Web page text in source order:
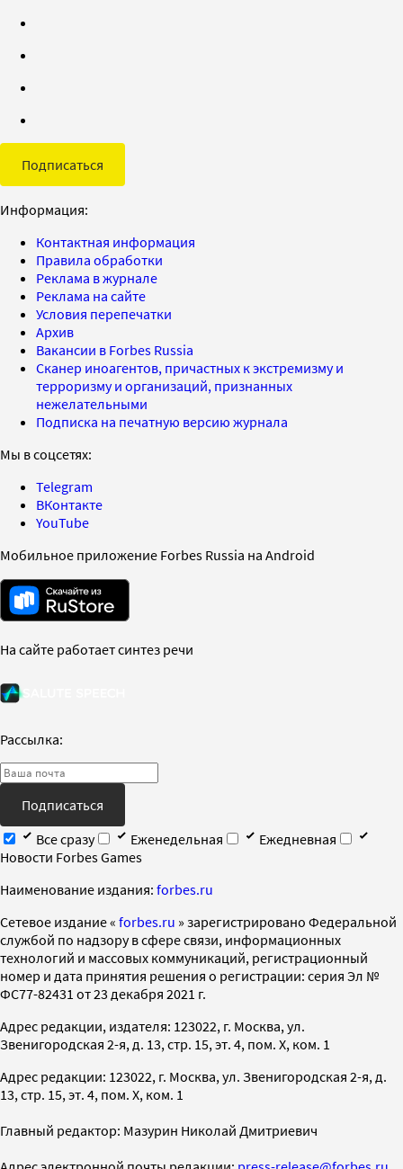
Подписаться
Информация:
Контактная информация
Правила обработки
Реклама в журнале
Реклама на сайте
Условия перепечатки
Архив
Вакансии в Forbes Russia
Сканер иноагентов, причастных к экстремизму и
терроризму и организаций, признанных
нежелательными
Подписка на печатную версию журнала
Мы в соцсетях:
Telegram
ВКонтакте
YouTube
Мобильное приложение Forbes Russia на Android
На сайте работает синтез речи
Рассылка:
Подписаться
Все сразу
Еженедельная
Ежедневная
Новости Forbes Games
Наименование издания: forbes.ru
Cетевое издание « forbes.ru » зарегистрировано Федеральной
службой по надзору в сфере связи, информационных
технологий и массовых коммуникаций, регистрационный
номер и дата принятия решения о регистрации: серия Эл №
ФС77-82431 от 23 декабря 2021 г.
Адрес редакции, издателя: 123022, г. Москва, ул.
Звенигородская 2-я, д. 13, стр. 15, эт. 4, пом. X, ком. 1
Адрес редакции: 123022, г. Москва, ул. Звенигородская 2-я, д.
13, стр. 15, эт. 4, пом. X, ком. 1
Главный редактор: Мазурин Николай Дмитриевич